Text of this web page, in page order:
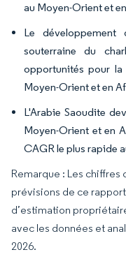
au Moyen-Orient et
Le
souterraine du
opportunités pour la
Moyen-Orient et en
L'Arabie Saoudite
Moyen-Orient et en
CAGR le plus rapide
Remarque : Les chiffres
prévisions de ce
d’estimation
avec les données et
2026.